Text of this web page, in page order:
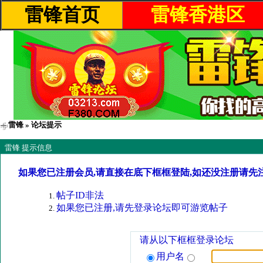
雷锋首页 雷锋香港区
雷锋 » 论坛提示
雷锋 提示信息
如果您已注册会员,请直接在底下框框登陆,如还没注册请先
帖子ID非法
如果您已注册,请先登录论坛即可游览帖子
请从以下框框登录论坛
用户名